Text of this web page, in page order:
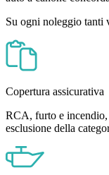
Su ogni noleggio tanti
Copertura assicurativa
RCA, furto e
esclusione della